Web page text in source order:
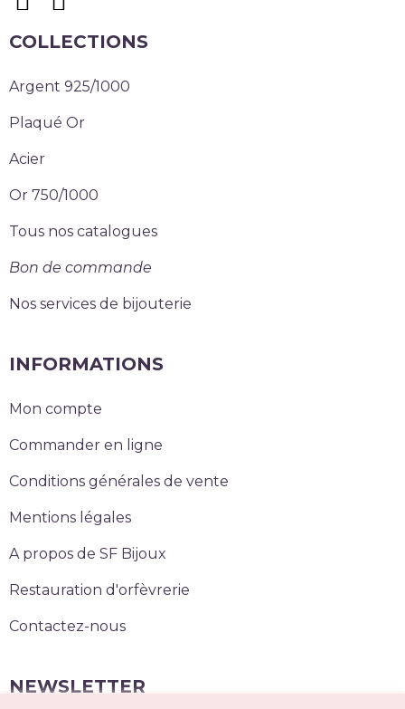
COLLECTIONS
Argent 925/1000
Plaqué Or
Acier
Or 750/1000
Tous nos catalogues
Bon de commande
Nos services de bijouterie
INFORMATIONS
Mon compte
Commander en ligne
Conditions générales de vente
Mentions légales
A propos de SF Bijoux
Restauration d'orfèvrerie
Contactez-nous
NEWSLETTER